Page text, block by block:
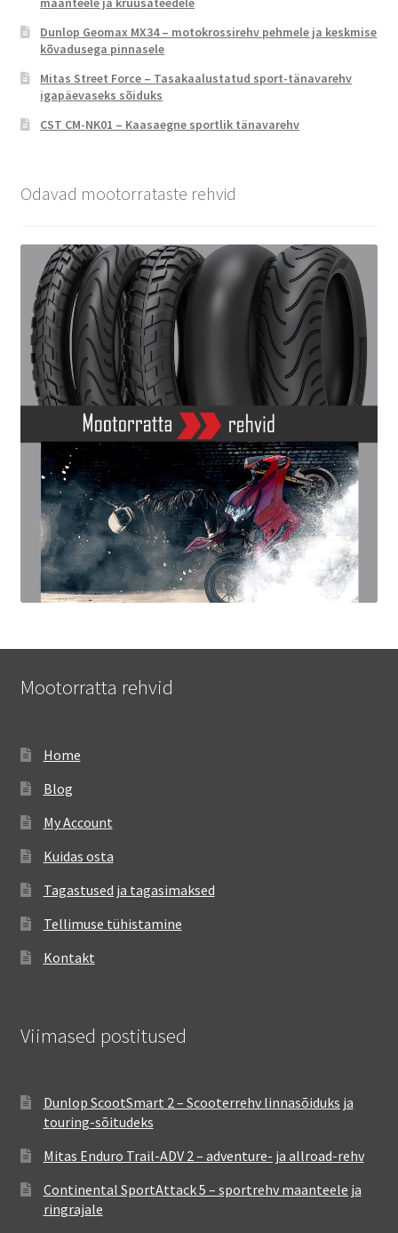
Dunlop Geomax MX34 – motokrossirehv pehmele ja keskmise
kõvadusega pinnasele
Mitas Street Force – Tasakaalustatud sport-tänavarehv
igapäevaseks sõiduks
CST CM-NK01 – Kaasaegne sportlik tänavarehv
Odavad mootorrataste rehvid
Mootorratta rehvid
Home
Blog
My Account
Kuidas osta
Tagastused ja tagasimaksed
Tellimuse tühistamine
Kontakt
Viimased postitused
Dunlop ScootSmart 2 – Scooterrehv linnasõiduks ja
touring-sõitudeks
Mitas Enduro Trail-ADV 2 – adventure- ja allroad-rehv
Continental SportAttack 5 – sportrehv maanteele ja
ringrajale